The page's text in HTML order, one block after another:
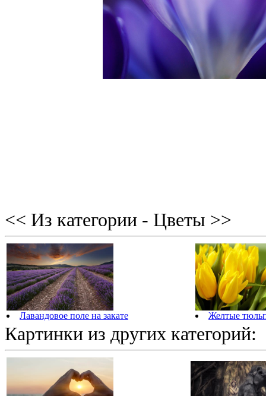
<< Из категории - Цветы >>
Лавандовое поле на закате Желтые
Картинки из других категорий: